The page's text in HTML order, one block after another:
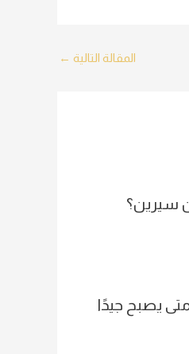
المقالة التالية ←
سيرين؟
يصبح جيدًا